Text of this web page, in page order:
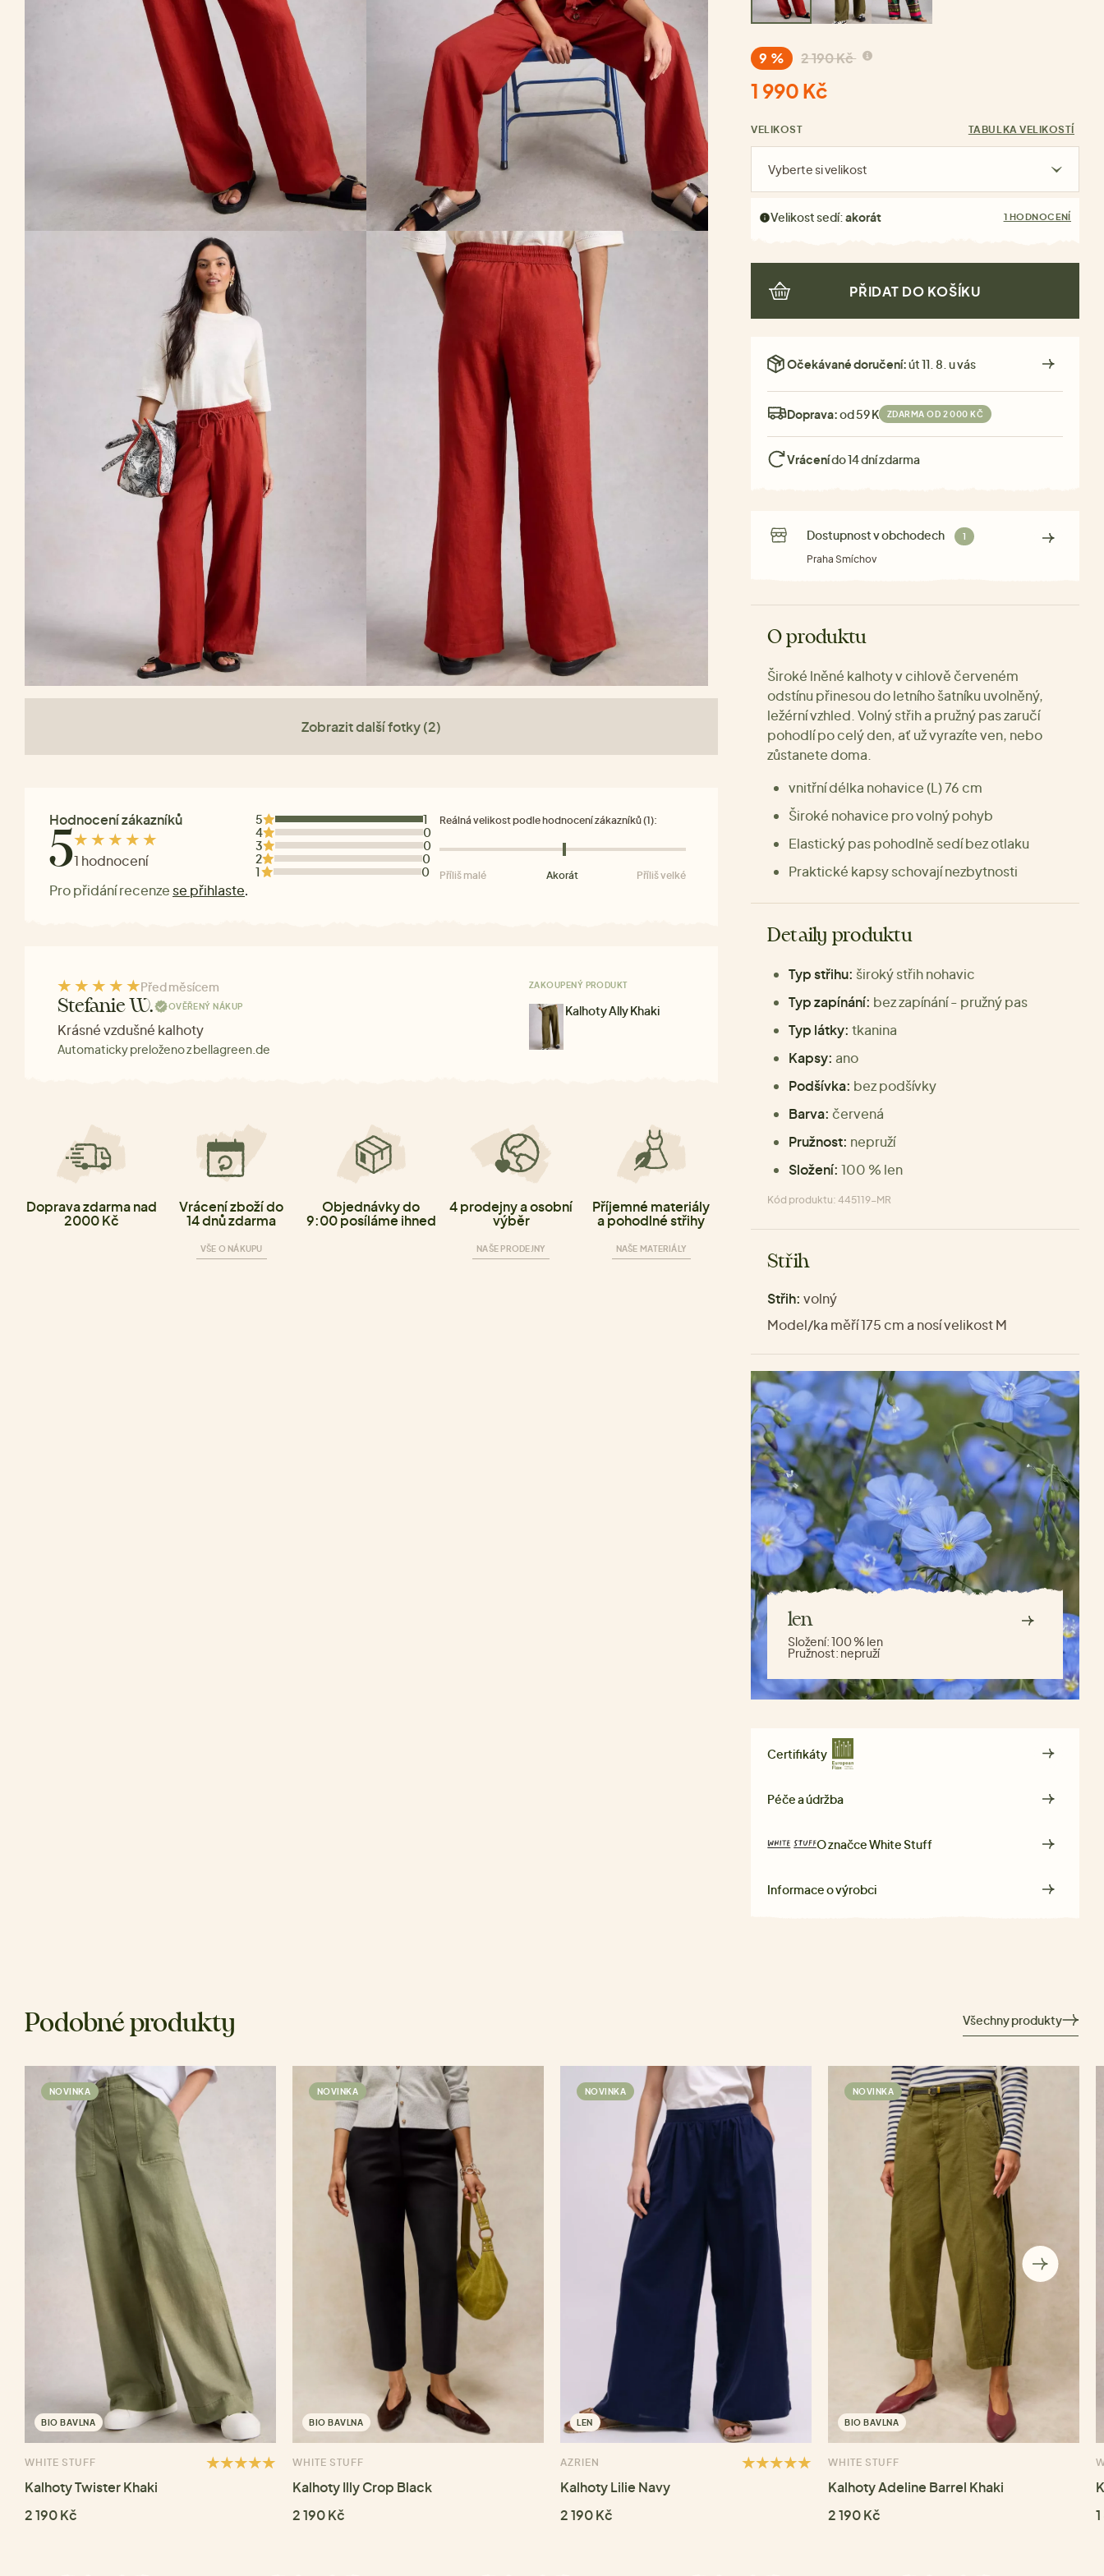
Zobrazit další fotky (2)
Hodnocení zákazníků
51 hodnocení
Pro přidání recenze se přihlaste.
5
1
4
0
3
0
2
0
1
0
Reálná velikost podle hodnocení zákazníků (1):
Příliš malé Akorát Příliš velké
Před měsícem
Stefanie W. OVĚŘENÝ NÁKUP
Krásné vzdušné kalhoty
Automaticky preloženo z bellagreen.de
ZAKOUPENÝ PRODUKT
Kalhoty Ally Khaki
Doprava zdarma nad
2000 Kč
Vrácení zboží do
14 dnů zdarma
VŠE O NÁKUPU
Objednávky do
9:00 posíláme ihned
4 prodejny a osobní
výběr
NAŠE PRODEJNY
Příjemné materiály
a pohodlné střihy
NAŠE MATERIÁLY
9 % 2 190 Kč
1 990 Kč
VELIKOST TABULKA VELIKOSTÍ
Vyberte si velikost
Velikost sedí:akorát 1 HODNOCENÍ
PŘIDAT DO KOŠÍKU
Očekávané doručení:út 11. 8. u vás
Doprava:od 59 Kč ZDARMA OD 2 000 KČ
Vrácenído 14 dní zdarma
Dostupnost v obchodech 1
Praha Smíchov
O produktu
Široké lněné kalhoty v cihlově červeném
odstínu přinesou do letního šatníku uvolněný,
ležérní vzhled. Volný střih a pružný pas zaručí
pohodlí po celý den, ať už vyrazíte ven, nebo
zůstanete doma.
vnitřní délka nohavice (L) 76 cm
Široké nohavice pro volný pohyb
Elastický pas pohodlně sedí bez otlaku
Praktické kapsy schovají nezbytnosti
Detaily produktu
Typ střihu: široký střih nohavic
Typ zapínání: bez zapínání - pružný pas
Typ látky: tkanina
Kapsy: ano
Podšívka: bez podšívky
Barva: červená
Pružnost: nepruží
Složení: 100 % len
Kód produktu: 445119-MR
Střih
Střih: volný
Model/ka měří 175 cm a nosí velikost M
len
Složení:100 % len
Pružnost: nepruží
Certifikáty
Péče a údržba
O značceWhite Stuff
Informace o výrobci
Podobné produkty Všechny produkty
NOVINKA
BIO BAVLNA
WHITE STUFF
Kalhoty Twister Khaki
2 190 Kč
NOVINKA
BIO BAVLNA
WHITE STUFF
Kalhoty Illy Crop Black
2 190 Kč
NOVINKA
LEN
AZRIEN
Kalhoty Lilie Navy
2 190 Kč
NOVINKA
BIO BAVLNA
WHITE STUFF
Kalhoty Adeline Barrel Khaki
2 190 Kč